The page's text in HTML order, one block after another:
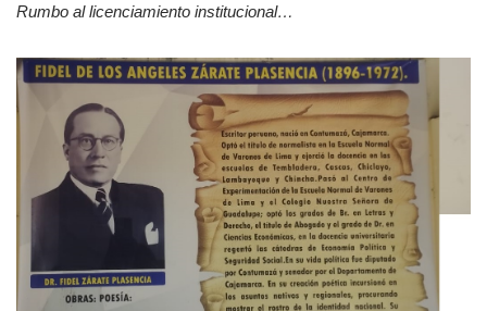
Rumbo al licenciamiento institucional…